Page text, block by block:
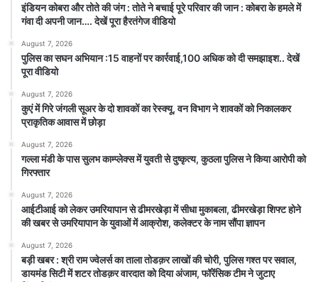
इंडियन कोबरा और तोते की जंग : तोते ने बचाई पूरे परिवार की जान : कोबरा के हमले में
गंवा दी अपनी जान…. देखें पूरा हैरतंगेज वीडियो
August 7, 2026
पुलिस का सघन अभियान :15 वाहनों पर कार्रवाई,100 अधिक को दी समझाइश.. देखें
पूरा वीडियो
August 7, 2026
कुएं में गिरे जंगली सूअर के दो शावकों का रेस्क्यू, वन विभाग ने शावकों को निकालकर
प्राकृतिक आवास में छोड़ा
August 7, 2026
गल्ला मंडी के पास सुलभ काम्प्लेक्स में युवती से दुष्कृत्य, कुठला पुलिस ने किया आरोपी को
गिरफ्तार
August 7, 2026
आईटीआई को लेकर उमरियापान से ढीमरखेड़ा में सीधा मुकाबला, ढीमरखेड़ा शिफ्ट होने
की खबर से उमरियापान के युवाओं में आक्रोश, कलेक्टर के नाम सौंपा ज्ञापन
August 7, 2026
बड़ी खबर : श्री राम ज्वेलर्स का ताला तोडक़र लाखों की चोरी, पुलिस गश्त पर सवाल,
डायमंड सिटी में शटर तोडक़र वारदात को दिया अंजाम, फॉरेंसिक टीम ने जुटाए